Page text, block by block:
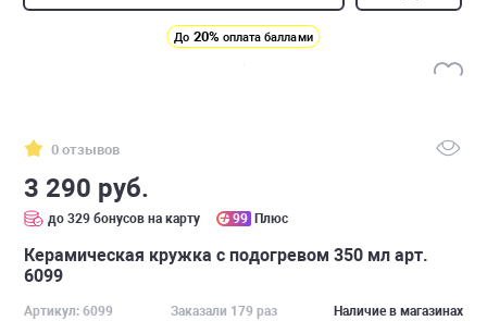
До 20% оплата баллами
0 отзывов
3 290 руб.
до 329 бонусов на карту 99 Плюс
Керамическая кружка с подогревом 350 мл арт.
6099
Артикул: 6099 Заказали 179 раз Наличие в магазинах